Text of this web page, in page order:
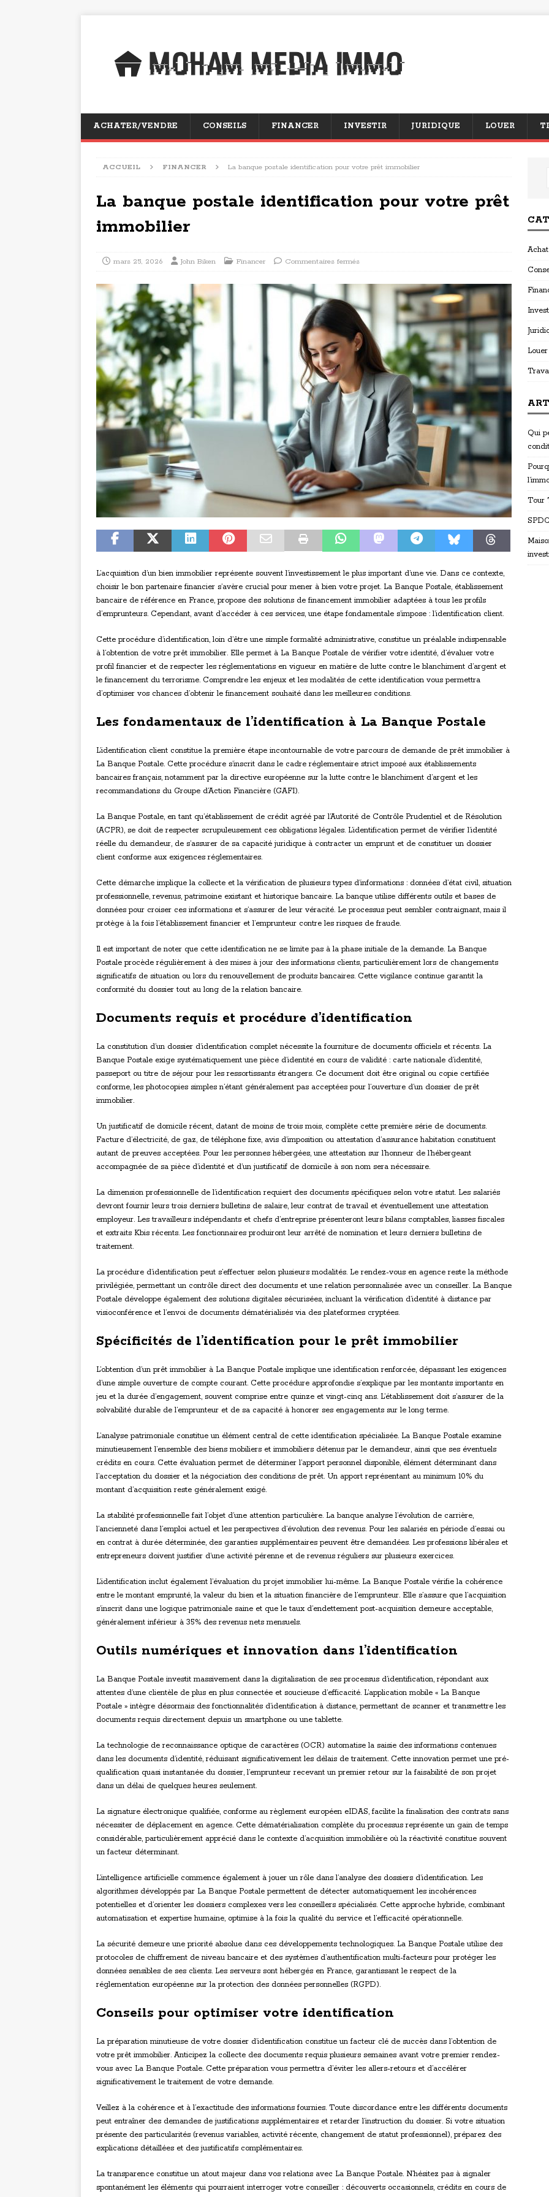
ACHATER/VENDRE CONSEILS FINANCER INVESTIR JURIDIQUE LOUER
ACCUEIL FINANCER La banque postale identification pour votre prêt immobilier
La banque postale identification pour votre prêt
immobilier
mars 25, 2026 John Biken Financer Commentaires fermés
L’acquisition d’un bien immobilier représente souvent l’investissement le plus important d’une vie. Dans ce contexte,
choisir le bon partenaire financier s’avère crucial pour mener à bien votre projet. La Banque Postale, établissement
bancaire de référence en France, propose des solutions de financement immobilier adaptées à tous les profils
d’emprunteurs. Cependant, avant d’accéder à ces services, une étape fondamentale s’impose : l’identification client.
Cette procédure d’identification, loin d’être une simple formalité administrative, constitue un préalable indispensable
à l’obtention de votre prêt immobilier. Elle permet à La Banque Postale de vérifier votre identité, d’évaluer votre
profil financier et de respecter les réglementations en vigueur en matière de lutte contre le blanchiment d’argent et
le financement du terrorisme. Comprendre les enjeux et les modalités de cette identification vous permettra
d’optimiser vos chances d’obtenir le financement souhaité dans les meilleures conditions.
Les fondamentaux de l’identification à La Banque Postale
L’identification client constitue la première étape incontournable de votre parcours de demande de prêt immobilier à
La Banque Postale. Cette procédure s’inscrit dans le cadre réglementaire strict imposé aux établissements
bancaires français, notamment par la directive européenne sur la lutte contre le blanchiment d’argent et les
recommandations du Groupe d’Action Financière (GAFI).
La Banque Postale, en tant qu’établissement de crédit agréé par l’Autorité de Contrôle Prudentiel et de Résolution
(ACPR), se doit de respecter scrupuleusement ces obligations légales. L’identification permet de vérifier l’identité
réelle du demandeur, de s’assurer de sa capacité juridique à contracter un emprunt et de constituer un dossier
client conforme aux exigences réglementaires.
Cette démarche implique la collecte et la vérification de plusieurs types d’informations : données d’état civil, situation
professionnelle, revenus, patrimoine existant et historique bancaire. La banque utilise différents outils et bases de
données pour croiser ces informations et s’assurer de leur véracité. Le processus peut sembler contraignant, mais il
protège à la fois l’établissement financier et l’emprunteur contre les risques de fraude.
Il est important de noter que cette identification ne se limite pas à la phase initiale de la demande. La Banque
Postale procède régulièrement à des mises à jour des informations clients, particulièrement lors de changements
significatifs de situation ou lors du renouvellement de produits bancaires. Cette vigilance continue garantit la
conformité du dossier tout au long de la relation bancaire.
Documents requis et procédure d’identification
La constitution d’un dossier d’identification complet nécessite la fourniture de documents officiels et récents. La
Banque Postale exige systématiquement une pièce d’identité en cours de validité : carte nationale d’identité,
passeport ou titre de séjour pour les ressortissants étrangers. Ce document doit être original ou copie certifiée
conforme, les photocopies simples n’étant généralement pas acceptées pour l’ouverture d’un dossier de prêt
immobilier.
Un justificatif de domicile récent, datant de moins de trois mois, complète cette première série de documents.
Facture d’électricité, de gaz, de téléphone fixe, avis d’imposition ou attestation d’assurance habitation constituent
autant de preuves acceptées. Pour les personnes hébergées, une attestation sur l’honneur de l’hébergeant
accompagnée de sa pièce d’identité et d’un justificatif de domicile à son nom sera nécessaire.
La dimension professionnelle de l’identification requiert des documents spécifiques selon votre statut. Les salariés
devront fournir leurs trois derniers bulletins de salaire, leur contrat de travail et éventuellement une attestation
employeur. Les travailleurs indépendants et chefs d’entreprise présenteront leurs bilans comptables, liasses fiscales
et extraits Kbis récents. Les fonctionnaires produiront leur arrêté de nomination et leurs derniers bulletins de
traitement.
La procédure d’identification peut s’effectuer selon plusieurs modalités. Le rendez-vous en agence reste la méthode
privilégiée, permettant un contrôle direct des documents et une relation personnalisée avec un conseiller. La Banque
Postale développe également des solutions digitales sécurisées, incluant la vérification d’identité à distance par
visioconférence et l’envoi de documents dématérialisés via des plateformes cryptées.
Spécificités de l’identification pour le prêt immobilier
L’obtention d’un prêt immobilier à La Banque Postale implique une identification renforcée, dépassant les exigences
d’une simple ouverture de compte courant. Cette procédure approfondie s’explique par les montants importants en
jeu et la durée d’engagement, souvent comprise entre quinze et vingt-cinq ans. L’établissement doit s’assurer de la
solvabilité durable de l’emprunteur et de sa capacité à honorer ses engagements sur le long terme.
L’analyse patrimoniale constitue un élément central de cette identification spécialisée. La Banque Postale examine
minutieusement l’ensemble des biens mobiliers et immobiliers détenus par le demandeur, ainsi que ses éventuels
crédits en cours. Cette évaluation permet de déterminer l’apport personnel disponible, élément déterminant dans
l’acceptation du dossier et la négociation des conditions de prêt. Un apport représentant au minimum 10% du
montant d’acquisition reste généralement exigé.
La stabilité professionnelle fait l’objet d’une attention particulière. La banque analyse l’évolution de carrière,
l’ancienneté dans l’emploi actuel et les perspectives d’évolution des revenus. Pour les salariés en période d’essai ou
en contrat à durée déterminée, des garanties supplémentaires peuvent être demandées. Les professions libérales et
entrepreneurs doivent justifier d’une activité pérenne et de revenus réguliers sur plusieurs exercices.
L’identification inclut également l’évaluation du projet immobilier lui-même. La Banque Postale vérifie la cohérence
entre le montant emprunté, la valeur du bien et la situation financière de l’emprunteur. Elle s’assure que l’acquisition
s’inscrit dans une logique patrimoniale saine et que le taux d’endettement post-acquisition demeure acceptable,
généralement inférieur à 35% des revenus nets mensuels.
Outils numériques et innovation dans l’identification
La Banque Postale investit massivement dans la digitalisation de ses processus d’identification, répondant aux
attentes d’une clientèle de plus en plus connectée et soucieuse d’efficacité. L’application mobile « La Banque
Postale » intègre désormais des fonctionnalités d’identification à distance, permettant de scanner et transmettre les
documents requis directement depuis un smartphone ou une tablette.
La technologie de reconnaissance optique de caractères (OCR) automatise la saisie des informations contenues
dans les documents d’identité, réduisant significativement les délais de traitement. Cette innovation permet une pré-
qualification quasi instantanée du dossier, l’emprunteur recevant un premier retour sur la faisabilité de son projet
dans un délai de quelques heures seulement.
La signature électronique qualifiée, conforme au règlement européen eIDAS, facilite la finalisation des contrats sans
nécessiter de déplacement en agence. Cette dématérialisation complète du processus représente un gain de temps
considérable, particulièrement apprécié dans le contexte d’acquisition immobilière où la réactivité constitue souvent
un facteur déterminant.
L’intelligence artificielle commence également à jouer un rôle dans l’analyse des dossiers d’identification. Les
algorithmes développés par La Banque Postale permettent de détecter automatiquement les incohérences
potentielles et d’orienter les dossiers complexes vers les conseillers spécialisés. Cette approche hybride, combinant
automatisation et expertise humaine, optimise à la fois la qualité du service et l’efficacité opérationnelle.
La sécurité demeure une priorité absolue dans ces développements technologiques. La Banque Postale utilise des
protocoles de chiffrement de niveau bancaire et des systèmes d’authentification multi-facteurs pour protéger les
données sensibles de ses clients. Les serveurs sont hébergés en France, garantissant le respect de la
réglementation européenne sur la protection des données personnelles (RGPD).
Conseils pour optimiser votre identification
La préparation minutieuse de votre dossier d’identification constitue un facteur clé de succès dans l’obtention de
votre prêt immobilier. Anticipez la collecte des documents requis plusieurs semaines avant votre premier rendez-
vous avec La Banque Postale. Cette préparation vous permettra d’éviter les allers-retours et d’accélérer
significativement le traitement de votre demande.
Veillez à la cohérence et à l’exactitude des informations fournies. Toute discordance entre les différents documents
peut entraîner des demandes de justifications supplémentaires et retarder l’instruction du dossier. Si votre situation
présente des particularités (revenus variables, activité récente, changement de statut professionnel), préparez des
explications détaillées et des justificatifs complémentaires.
La transparence constitue un atout majeur dans vos relations avec La Banque Postale. N’hésitez pas à signaler
spontanément les éléments qui pourraient interroger votre conseiller : découverts occasionnels, crédits en cours de
Louer
Qui
Tour